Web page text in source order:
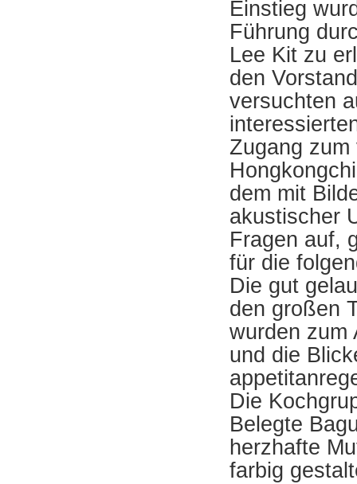
Einstieg
Führung
Lee Kit zu
den
versuchten
Zugang
dem mit
akustischer
Fragen auf,
für die
Die gut
den großen
wurden zum
und die
Die
Belegte
herzhafte
farbig